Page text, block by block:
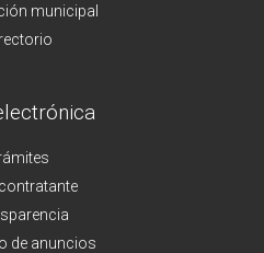
municipal
de anuncios